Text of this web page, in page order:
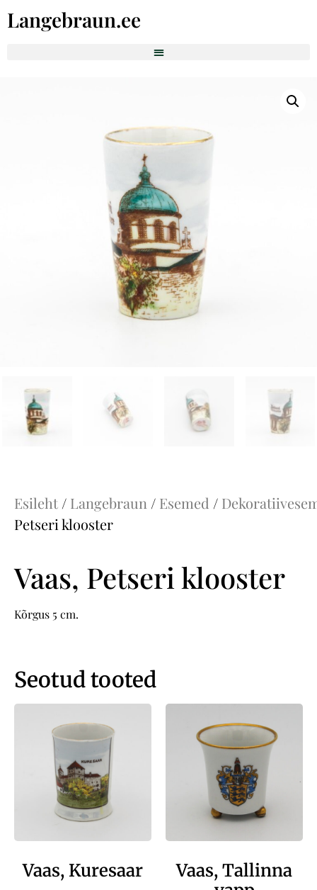
Langebraun.ee
Esileht / Langebraun / Esemed /
Petseri klooster
Vaas, Petseri klooster
Kõrgus 5 cm.
Seotud tooted
Vaas, Kuresaar
Vaas, Tallinna